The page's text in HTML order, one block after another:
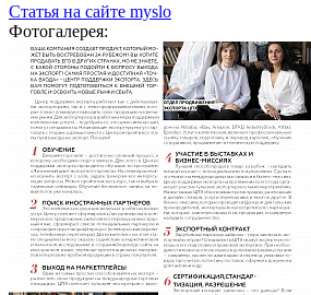
Статья на сайте myslo
Фотогалерея: